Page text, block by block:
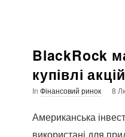
BlackRock
купівлі
In Фінансовий ринок 8
Американська